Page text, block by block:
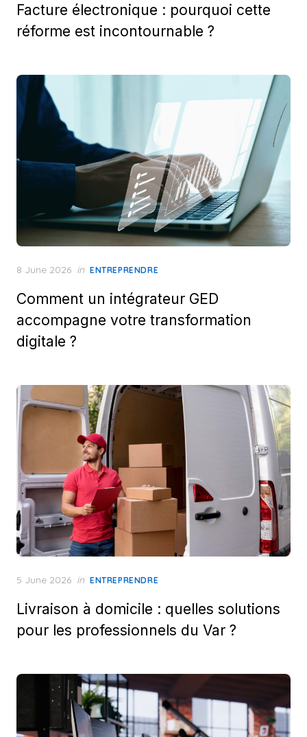
Facture électronique : pourquoi cette
réforme est incontournable ?
Posted
8 June 2026 in ENTREPRENDRE
Comment un intégrateur GED
accompagne votre transformation
digitale ?
Posted
5 June 2026 in ENTREPRENDRE
Livraison à domicile : quelles solutions
pour les professionnels du Var ?